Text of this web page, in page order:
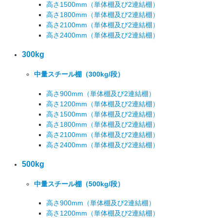
高さ1500mm （単体棚及び2連結棚）
高さ1800mm （単体棚及び2連結棚）
高さ2100mm （単体棚及び2連結棚）
高さ2400mm （単体棚及び2連結棚）
300kg
中量スチール棚 （300kg/段）
高さ900mm （単体棚及び2連結棚）
高さ1200mm （単体棚及び2連結棚）
高さ1500mm （単体棚及び2連結棚）
高さ1800mm （単体棚及び2連結棚）
高さ2100mm （単体棚及び2連結棚）
高さ2400mm （単体棚及び2連結棚）
500kg
中量スチール棚 （500kg/段）
高さ900mm （単体棚及び2連結棚）
高さ1200mm （単体棚及び2連結棚）